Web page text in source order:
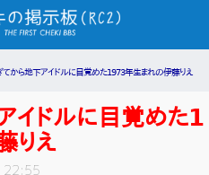
てから地下アイドルに目覚めた1973年生まれの伊藤りえ
イドルに目覚めた1
りえ